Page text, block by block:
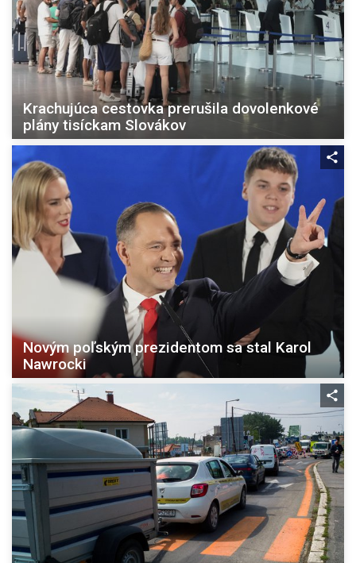
Krachujúca cestovka prerušila dovolenkové
plány tisíckam Slovákov
Novým poľským prezidentom sa stal Karol
Nawrocki